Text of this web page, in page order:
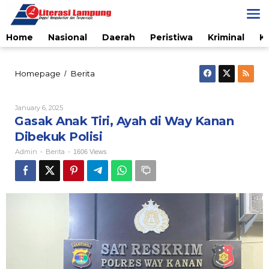
content
Home
Nasional Daerah Peristiwa Kriminal
Homepage / Berita
di
Way
Kanan
Dibekuk
Polisi
January 6, 2025By
Admin
Gasak Anak Tiri, Ayah di Way Kanan
Dibekuk Polisi
Admin - Berita - 1606 Views